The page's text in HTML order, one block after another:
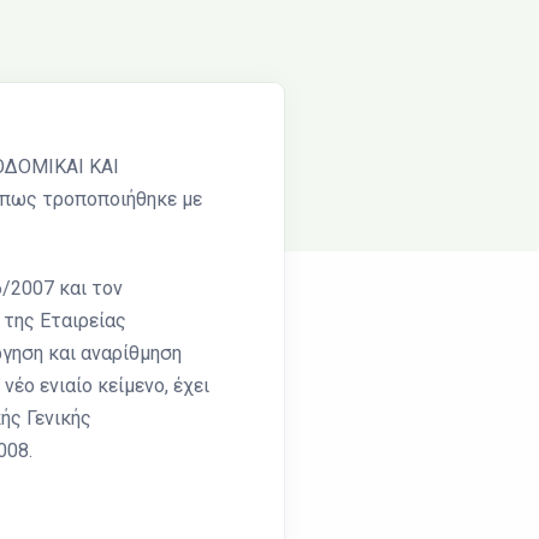
ΚΑΙ
τροποποιήθηκε με
2007 και τον
Εταιρείας
και αναρίθμηση
ενιαίο κείμενο, έχει
Γενικής